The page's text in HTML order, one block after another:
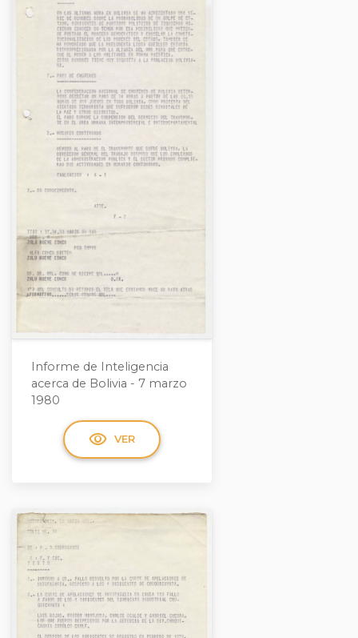
Informe de Inteligencia
acerca de Bolivia - 7 marzo
1980
visibility VER